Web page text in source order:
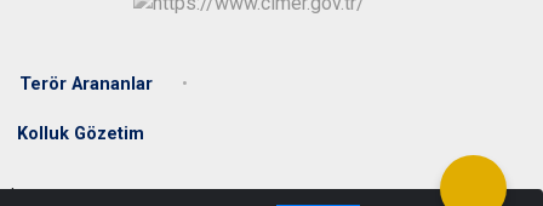
Terör Arananlar
Kolluk Gözetim